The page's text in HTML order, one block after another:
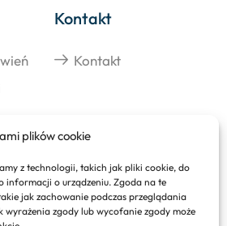
plików cookie
z technologii, takich jak pliki cookie, do
informacji o urządzeniu. Zgoda na te
jak zachowanie podczas przeglądania
zgody lub wycofanie zgody może
Kontakt
Kontakt